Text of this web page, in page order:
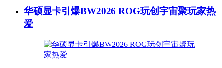
华硕显卡引爆BW2026 ROG玩创宇宙聚玩家热
爱